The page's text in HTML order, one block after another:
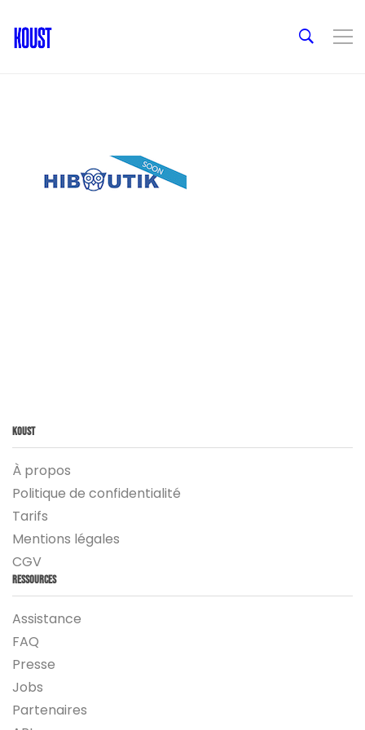
Koust
À propos
Politique de confidentialité
Tarifs
Mentions légales
CGV
Ressources
Assistance
FAQ
Presse
Jobs
Partenaires